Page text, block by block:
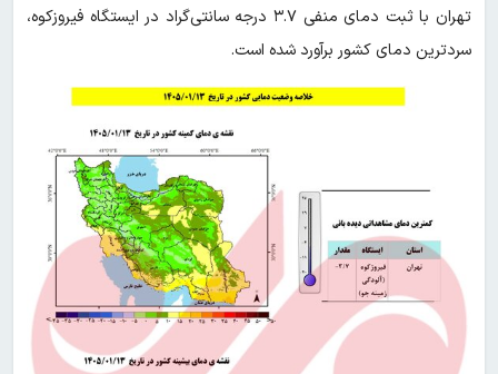
تهران با ثبت دمای منفی ۳.۷ درجه سانتی‌گراد در ایستگاه فیروزکوه،
سردترین دمای کشور برآورد شده است.